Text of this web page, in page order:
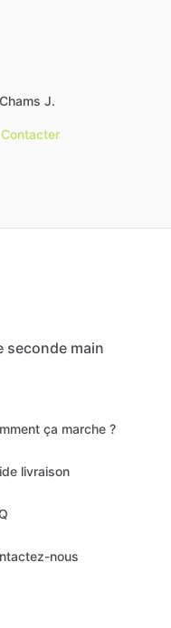
J.
Contacter
seconde main
ça marche ?
livraison
nous